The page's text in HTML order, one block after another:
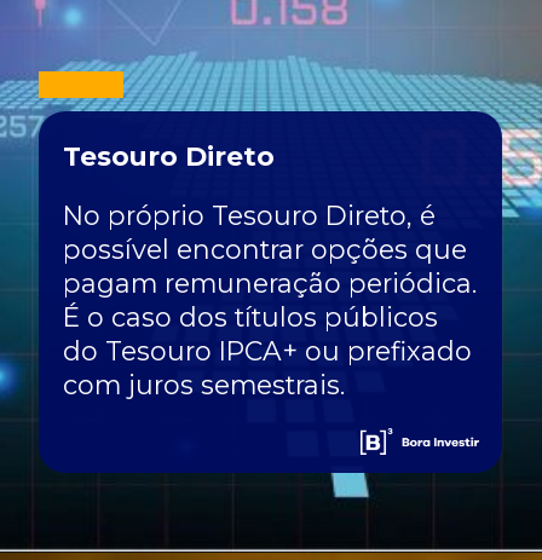
Tesouro Direto
No próprio Tesouro Direto, é
possível encontrar opções que
pagam remuneração periódica.
É o caso dos títulos públicos
do Tesouro IPCA+ ou prefixado
com juros semestrais.